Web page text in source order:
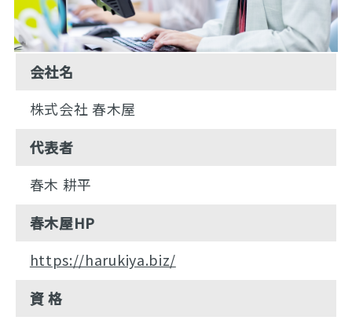
会社名
株式会社 春木屋
代表者
春木 耕平
春木屋HP
https://harukiya.biz/
資 格